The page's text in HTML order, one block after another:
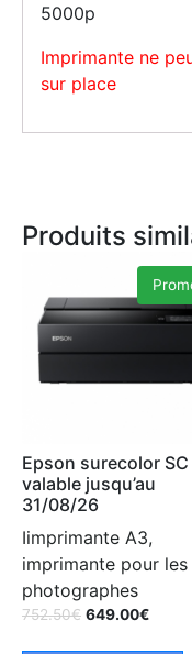
5000p
Imprimante ne
sur place
Produits
Epson surecolor
valable jusqu’au
31/08/26
Iimprimante A3,
imprimante pour les
photographes
752.50€ 649.00€